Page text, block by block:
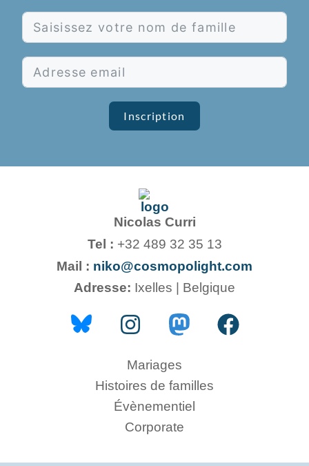
Inscription
Nicolas Curri
Tel : +32 489 32 35 13
Mail : niko@cosmopolight.com
Adresse: Ixelles | Belgique
Mariages
Histoires de familles
Évènementiel
Corporate